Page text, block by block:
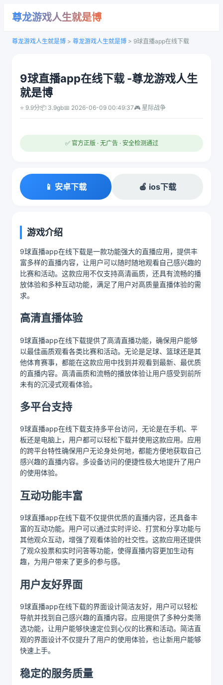
尊龙游戏人生就是博
尊龙游戏人生就是博 > 尊龙游戏人生就是博 > 9球直播app在线下载
9球直播app在线下载 -尊龙游戏人生
就是博
⭐ 9.9分📦 3.9gb📅 2026-06-09 00:49:37🎮 星际战争
✅ 官方正版 · 无广告 · 安全检测通过
📱 安卓下载 🍎 ios下载
游戏介绍
9球直播app在线下载是一款功能强大的直播应用，提供丰
富多样的直播内容，让用户可以随时随地观看自己感兴趣的
比赛和活动。这款应用不仅支持高清画质，还具有流畅的播
放体验和多种互动功能，满足了用户对高质量直播体验的需
求。
高清直播体验
9球直播app在线下载提供了高清直播功能，确保用户能够
以最佳画质观看各类比赛和活动。无论是足球、篮球还是其
他体育赛事，都能在这款应用中找到并观看到最新、最优质
的直播内容。高清画质和流畅的播放体验让用户感受到前所
未有的沉浸式观看体验。
多平台支持
9球直播app在线下载支持多平台访问，无论是在手机、平
板还是电脑上，用户都可以轻松下载并使用这款应用。应用
的跨平台特性确保用户无论身处何地，都能方便地获取自己
感兴趣的直播内容。多设备访问的便捷性极大地提升了用户
的使用体验。
互动功能丰富
9球直播app在线下载不仅提供优质的直播内容，还具备丰
富的互动功能。用户可以通过实时评论、打赏和分享功能与
其他观众互动，增强了观看体验的社交性。这款应用还提供
了观众投票和实时问答等功能，使得直播内容更加生动有
趣，为用户带来了更多的参与感。
用户友好界面
9球直播app在线下载的界面设计简洁友好，用户可以轻松
导航并找到自己感兴趣的直播内容。应用提供了多种分类筛
选功能，让用户能够快速定位到心仪的比赛和活动。简洁直
观的界面设计不仅提升了用户的使用体验，也让新用户能够
快速上手。
稳定的服务质量